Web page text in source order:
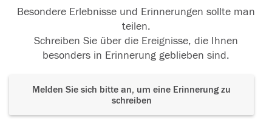
Besondere Erlebnisse und Erinnerungen sollte man
teilen.
Schreiben Sie über die Ereignisse, die Ihnen
besonders in Erinnerung geblieben sind.
Melden Sie sich bitte an, um eine Erinnerung zu
schreiben